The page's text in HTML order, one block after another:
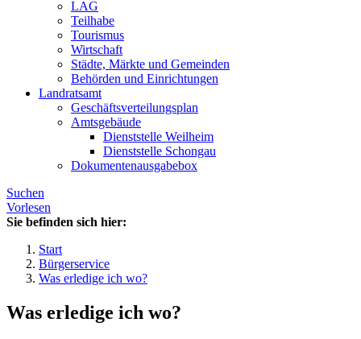
LAG
Teilhabe
Tourismus
Wirtschaft
Städte, Märkte und Gemeinden
Behörden und Einrichtungen
Landratsamt
Geschäftsverteilungsplan
Amtsgebäude
Dienststelle Weilheim
Dienststelle Schongau
Dokumentenausgabebox
Suchen
Vorlesen
Sie befinden sich hier:
Start
Bürgerservice
Was erledige ich wo?
Was erledige ich wo?